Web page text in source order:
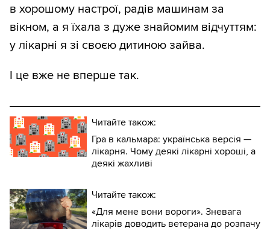
в хорошому настрої, радів машинам за
вікном, а я їхала з дуже знайомим відчуттям:
у лікарні я зі своєю дитиною зайва.
І це вже не вперше так.
Читайте також:
Гра в кальмара: українська версія —
лікарня. Чому деякі лікарні хороші, а
деякі жахливі
Читайте також:
«Для мене вони вороги». Зневага
лікарів доводить ветерана до розпачу